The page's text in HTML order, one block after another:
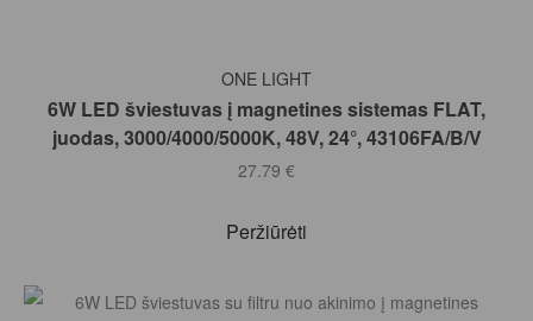
Į KREPŠELĮ
ONE LIGHT
6W LED šviestuvas į magnetines sistemas FLAT,
juodas, 3000/4000/5000K, 48V, 24°, 43106FA/B/V
27.79 €
Peržiūrėti